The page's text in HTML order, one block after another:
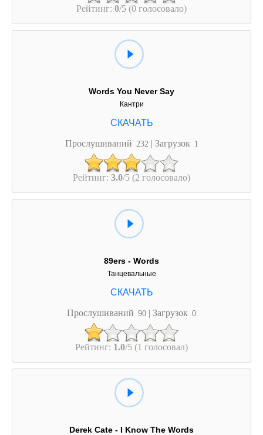
Рейтинг: 0/5 (0 голосовало)
Words You Never Say
Кантри
Прослушиваний 232 | Загрузок 1
Рейтинг: 3.0/5 (2 голосовало)
89ers - Words
Танцевальные
Прослушиваний 90 | Загрузок 0
Рейтинг: 1.0/5 (1 голосовал)
Derek Cate - I Know The Words